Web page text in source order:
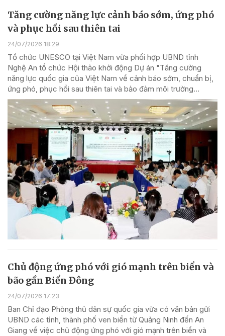
Tăng cường năng lực cảnh báo sớm, ứng phó
và phục hồi sau thiên tai
24/07/2026 18:29
Tổ chức UNESCO tại Việt Nam vừa phối hợp UBND tỉnh
Nghệ An tổ chức Hội thảo khởi động Dự án "Tăng cường
năng lực quốc gia của Việt Nam về cảnh báo sớm, chuẩn bị,
ứng phó, phục hồi sau thiên tai và bảo đảm môi trường...
Chủ động ứng phó với gió mạnh trên biển và
bão gần Biển Đông
24/07/2026 17:23
Ban Chỉ đạo Phòng thủ dân sự quốc gia vừa có văn bản gửi
UBND các tỉnh, thành phố ven biển từ Quảng Ninh đến An
Giang về việc chủ động ứng phó với gió mạnh trên biển và